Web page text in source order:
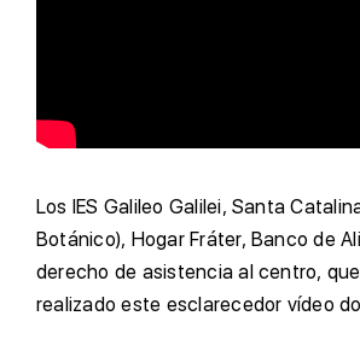
Los IES Galileo Galilei, Santa
Botánico), Hogar Fráter, Banco de
derecho de asistencia al centro,
realizado este esclarecedor vídeo